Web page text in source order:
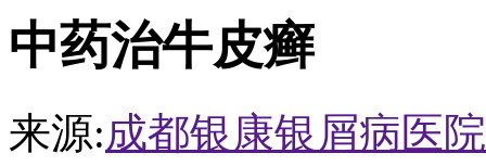
中药治牛皮癣
来源:成都银康银屑病医院